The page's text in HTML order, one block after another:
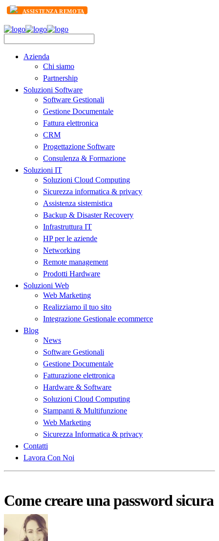
ASSISTENZA REMOTA
Azienda
Chi siamo
Partnership
Soluzioni Software
Software Gestionali
Gestione Documentale
Fattura elettronica
CRM
Progettazione Software
Consulenza & Formazione
Soluzioni IT
Soluzioni Cloud Computing
Sicurezza informatica & privacy
Assistenza sistemistica
Backup & Disaster Recovery
Infrastruttura IT
HP per le aziende
Networking
Remote management
Prodotti Hardware
Soluzioni Web
Web Marketing
Realizziamo il tuo sito
Integrazione Gestionale ecommerce
Blog
News
Software Gestionali
Gestione Documentale
Fatturazione elettronica
Hardware & Software
Soluzioni Cloud Computing
Stampanti & Multifunzione
Web Marketing
Sicurezza Informatica & privacy
Contatti
Lavora Con Noi
Come creare una password sicura